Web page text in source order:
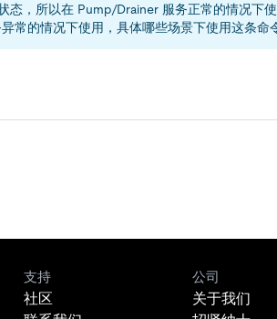
态，所以在 Pump/Drainer 服务正常的情况下
常的情况下使用，具体哪些场景下使用这条命
支持
社区
公司
关于我们